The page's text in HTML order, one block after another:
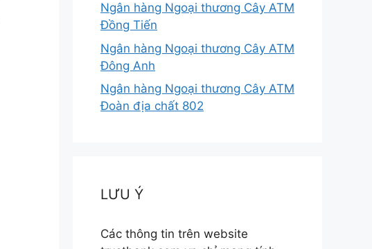
Ngân hàng Ngoại thương Cây ATM
Đồng Tiến
Ngân hàng Ngoại thương Cây ATM
Đông Anh
Ngân hàng Ngoại thương Cây ATM
Đoàn địa chất 802
LƯU Ý
Các thông tin trên website